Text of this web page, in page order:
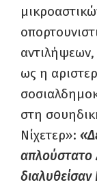
ως η
στη
Νίχετερ»:
απλούστατο
διαλυθείσαν